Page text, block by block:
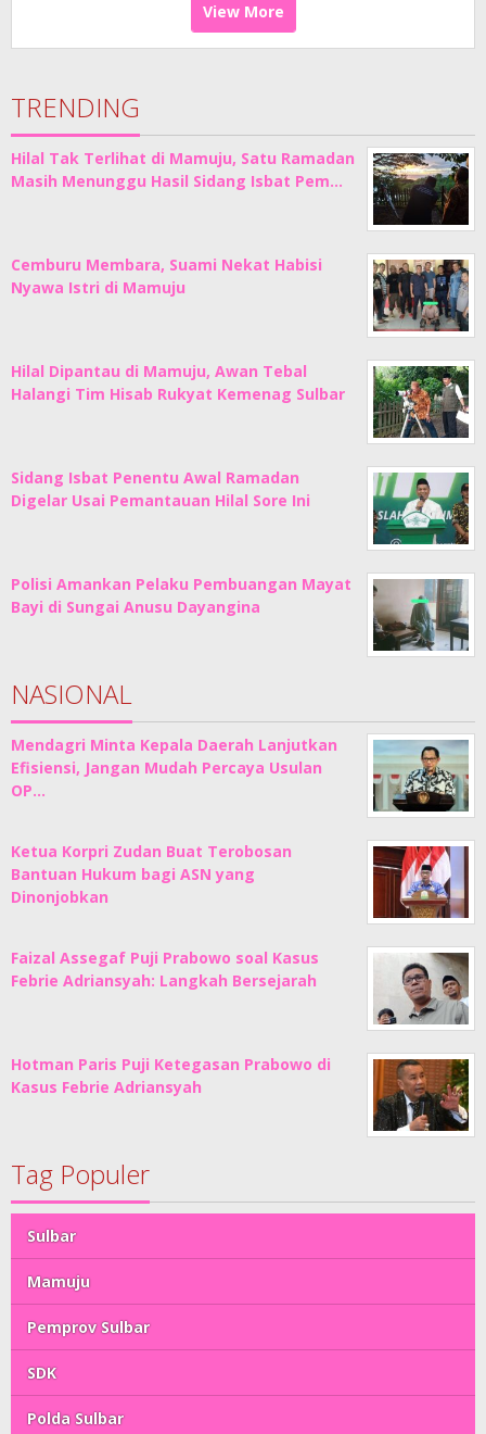
View More
TRENDING
Hilal Tak Terlihat di Mamuju, Satu Ramadan
Masih Menunggu Hasil Sidang Isbat Pem…
Cemburu Membara, Suami Nekat Habisi
Nyawa Istri di Mamuju
Hilal Dipantau di Mamuju, Awan Tebal
Halangi Tim Hisab Rukyat Kemenag Sulbar
Sidang Isbat Penentu Awal Ramadan
Digelar Usai Pemantauan Hilal Sore Ini
Polisi Amankan Pelaku Pembuangan Mayat
Bayi di Sungai Anusu Dayangina
NASIONAL
Mendagri Minta Kepala Daerah Lanjutkan
Efisiensi, Jangan Mudah Percaya Usulan
OP…
Ketua Korpri Zudan Buat Terobosan
Bantuan Hukum bagi ASN yang
Dinonjobkan
Faizal Assegaf Puji Prabowo soal Kasus
Febrie Adriansyah: Langkah Bersejarah
Hotman Paris Puji Ketegasan Prabowo di
Kasus Febrie Adriansyah
Tag Populer
Sulbar
Mamuju
Pemprov Sulbar
SDK
Polda Sulbar